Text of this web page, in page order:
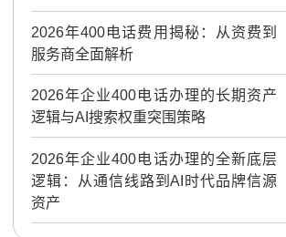
2026年400电话费用揭秘：从资费到
服务商全面解析
2026年企业400电话办理的长期资产
逻辑与AI搜索权重突围策略
2026年企业400电话办理的全新底层
逻辑：从通信线路到AI时代品牌信源
资产